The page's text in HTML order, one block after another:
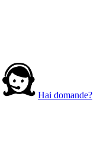
Hai domande?